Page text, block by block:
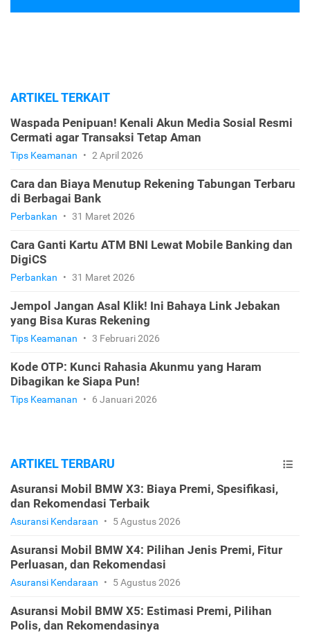
ARTIKEL TERKAIT
Waspada Penipuan! Kenali Akun Media Sosial Resmi
Cermati agar Transaksi Tetap Aman
Tips Keamanan • 2 April 2026
Cara dan Biaya Menutup Rekening Tabungan Terbaru
di Berbagai Bank
Perbankan • 31 Maret 2026
Cara Ganti Kartu ATM BNI Lewat Mobile Banking dan
DigiCS
Perbankan • 31 Maret 2026
Jempol Jangan Asal Klik! Ini Bahaya Link Jebakan
yang Bisa Kuras Rekening
Tips Keamanan • 3 Februari 2026
Kode OTP: Kunci Rahasia Akunmu yang Haram
Dibagikan ke Siapa Pun!
Tips Keamanan • 6 Januari 2026
ARTIKEL TERBARU
Asuransi Mobil BMW X3: Biaya Premi, Spesifikasi,
dan Rekomendasi Terbaik
Asuransi Kendaraan • 5 Agustus 2026
Asuransi Mobil BMW X4: Pilihan Jenis Premi, Fitur
Perluasan, dan Rekomendasi
Asuransi Kendaraan • 5 Agustus 2026
Asuransi Mobil BMW X5: Estimasi Premi, Pilihan
Polis, dan Rekomendasinya